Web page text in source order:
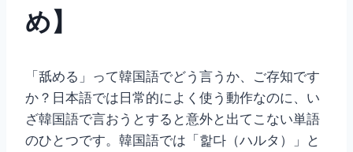
め】
「舐める」って韓国語でどう言うか、ご存知です
か？日本語では日常的によく使う動作なのに、い
ざ韓国語で言おうとすると意外と出てこない単語
のひとつです。韓国語では「핥다（ハルタ）」と